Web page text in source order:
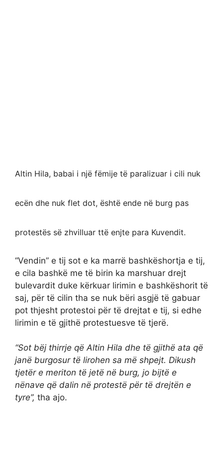
Altin Hila, babai i një fëmije të paralizuar i cili nuk
ecën dhe nuk flet dot, është ende në burg pas
protestës së zhvilluar ttë enjte para Kuvendit.
“Vendin” e tij sot e ka marrë bashkëshortja e tij,
e cila bashkë me të birin ka marshuar drejt
bulevardit duke kërkuar lirimin e bashkëshorit të
saj, për të cilin tha se nuk bëri asgjë të gabuar
pot thjesht protestoi për të drejtat e tij, si edhe
lirimin e të gjithë protestuesve të tjerë.
“Sot bëj thirrje që Altin Hila dhe të gjithë ata që
janë burgosur të lirohen sa më shpejt. Dikush
tjetër e meriton të jetë në burg, jo bijtë e
nënave që dalin në protestë për të drejtën e
tyre”, tha ajo.